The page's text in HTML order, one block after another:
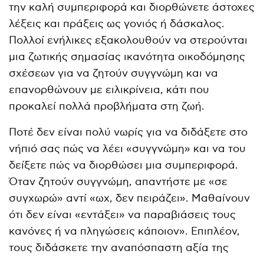
την καλή συμπεριφορά και διορθώνετε άστοχες
λέξεις και πράξεις ως γονιός ή δάσκαλος.
Πολλοί ενήλικες εξακολουθούν να στερούνται
μια ζωτικής σημασίας ικανότητα οικοδόμησης
σχέσεων για να ζητούν συγγνώμη και να
επανορθώνουν με ειλικρίνεια, κάτι που
προκαλεί πολλά προβλήματα στη ζωή.
Ποτέ δεν είναι πολύ νωρίς για να διδάξετε στο
νήπιό σας πώς να λέει «συγγνώμη» και να του
δείξετε πώς να διορθώσει μια συμπεριφορά.
Όταν ζητούν συγγνώμη, απαντήστε με «σε
συγχωρώ» αντί «ωχ, δεν πειράζει». Μαθαίνουν
ότι δεν είναι «εντάξει» να παραβιάσεις τους
κανόνες ή να πληγώσεις κάποιον». Επιπλέον,
τους διδάσκετε την αναπόσπαστη αξία της